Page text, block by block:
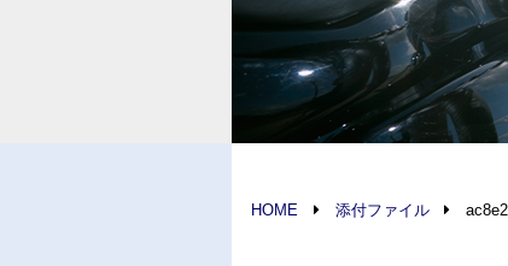
HOME 添付ファイル